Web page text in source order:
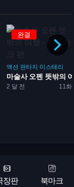
완결
액션 판타지 미스테리
2 달 전 11화
마술사 오펜 뜻밖의
Rights Reserved
장판 북마크